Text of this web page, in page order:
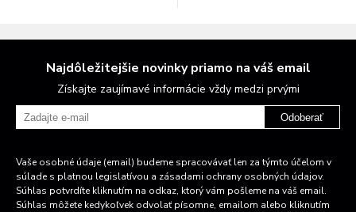
Najdôležitejšie novinky priamo na váš email
Získajte zaujímavé informácie vždy medzi prvými
Odoberať
Vaše osobné údaje (email) budeme spracovávať len za týmto účelom v
súlade s platnou legislatívou a zásadami ochrany osobných údajov.
Súhlas potvrdíte kliknutím na odkaz, ktorý vám pošleme na váš email.
Súhlas môžete kedykoľvek odvolať písomne, emailom alebo kliknutím